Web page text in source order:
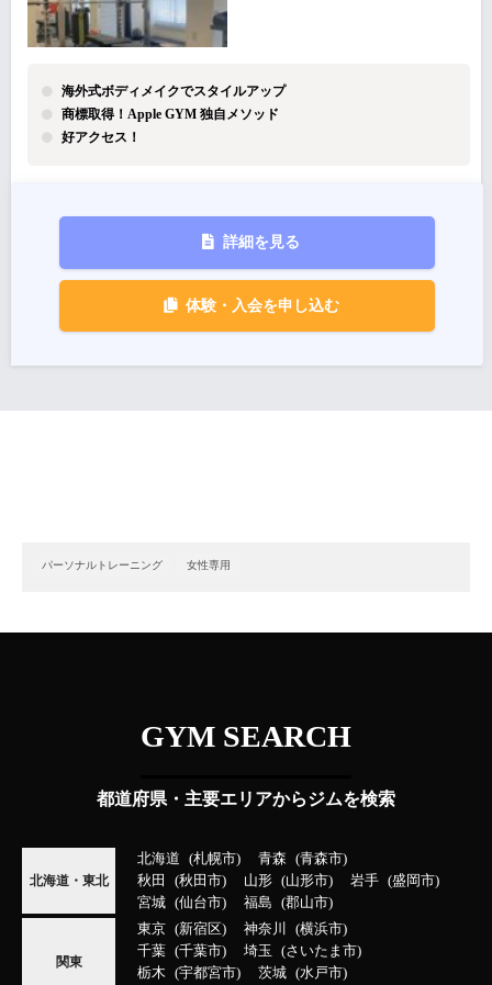
海外式ボディメイクでスタイルアップ
商標取得！Apple GYM 独自メソッド
好アクセス！
詳細を見る
体験・入会を申し込む
パーソナルトレーニング 女性専用
GYM SEARCH
都道府県・主要エリアからジムを検索
北海道・東北
北海道 札幌市 青森
青森市
秋田
秋田市 山形 山形市 岩手
盛岡市
宮城
仙台市 福島 郡山市
関東
東京 新宿区 神奈川
横浜市
千葉
千葉市 埼玉
さいたま市
栃木
宇都宮市 茨城
水戸市